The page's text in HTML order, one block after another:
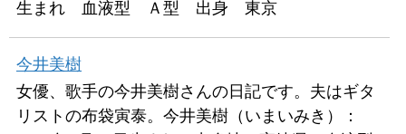
生まれ 血液型 Ａ型 出身 東京
今井美樹
女優、歌手の今井美樹さんの日記です。夫はギタ
リストの布袋寅泰。今井美樹（いまいみき）：